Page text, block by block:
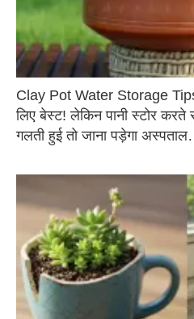
Clay Pot Water Storage
लिए बेस्ट! लेकिन पानी स्टोर करते
गलती हुई तो जाना पड़ेगा